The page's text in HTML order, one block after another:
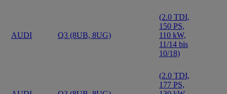
AUDI Q3 (8UB, 8UG)
(2.0 TDI,
150 PS,
110 kW,
11/14 bis
10/18)
(2.0 TDI,
177 PS,